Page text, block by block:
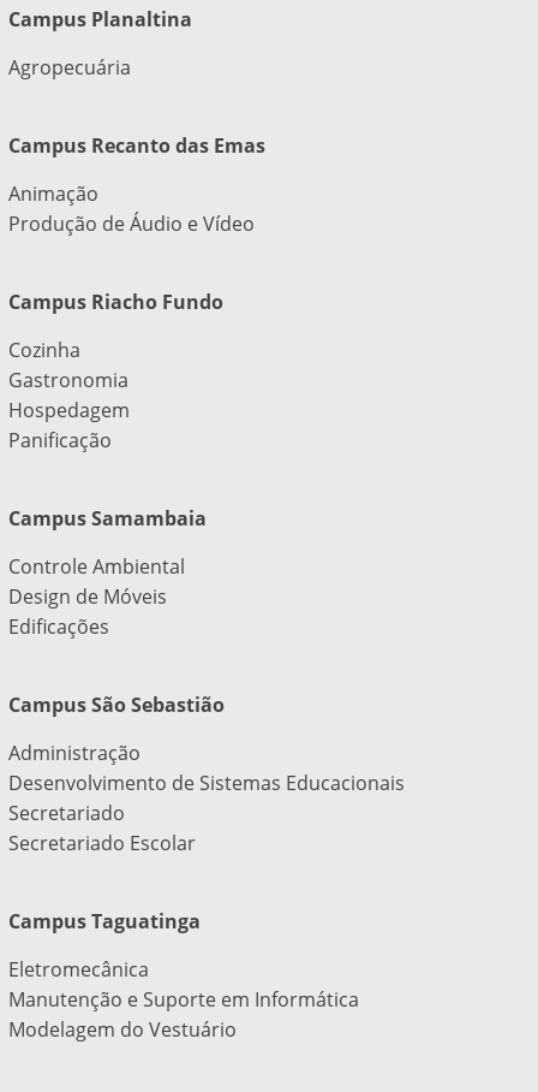
Campus Planaltina
Agropecuária
Campus Recanto das Emas
Animação
Produção de Áudio e Vídeo
Campus Riacho Fundo
Cozinha
Gastronomia
Hospedagem
Panificação
Campus Samambaia
Controle Ambiental
Design de Móveis
Edificações
Campus São Sebastião
Administração
Desenvolvimento de Sistemas Educacionais
Secretariado
Secretariado Escolar
Campus Taguatinga
Eletromecânica
Manutenção e Suporte em Informática
Modelagem do Vestuário